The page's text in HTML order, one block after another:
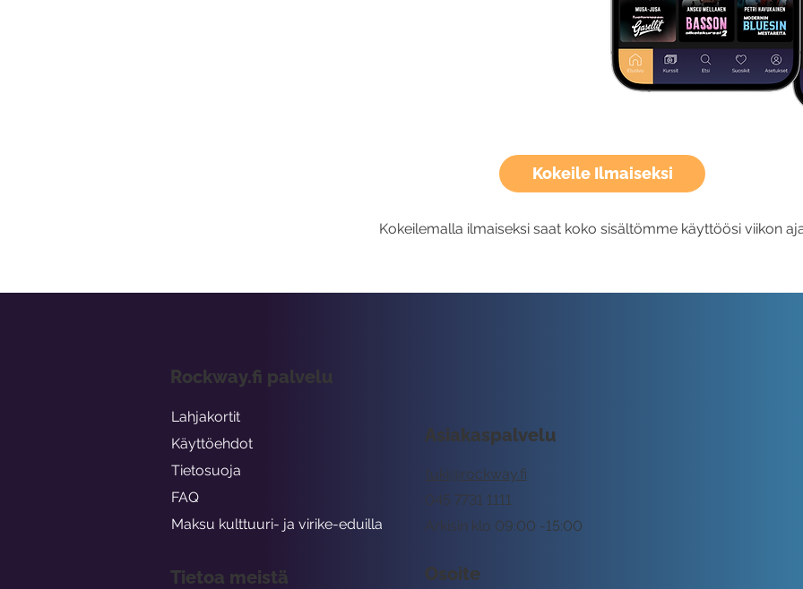
Kokeile Ilmaiseksi
Kokeilemalla ilmaiseksi saat koko sisältömme käyttöösi viikon
Asiakaspalvelu
tuki@rockway.fi
Arkisin klo 09:00 -15:00
045 7731 1111
Osoite
Rockway.fi palvelu
Lahjakortit
Käyttöehdot
Tietosuoja
FAQ
Maksu kulttuuri- ja virike-eduilla
Tietoa meistä